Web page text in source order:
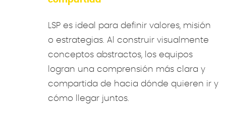
LSP es ideal para definir valores, misión
o estrategias. Al construir visualmente
conceptos abstractos, los equipos
logran una comprensión más clara y
compartida de hacia dónde quieren ir y
cómo llegar juntos.